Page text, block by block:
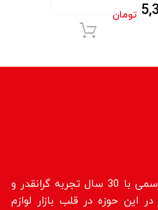
تومان
فروشگاه lent.ir اولین فروشگاه رسمی با 30 سال تجربه گرانقدر و
این حوزه در قلب بازار لوازم